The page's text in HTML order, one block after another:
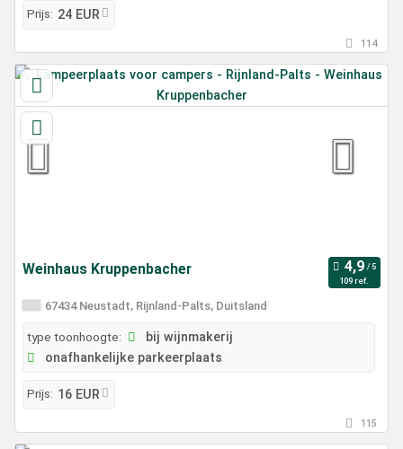
Prijs: 24 EUR
114
Weinhaus Kruppenbacher
109 ref.
67434 Neustadt, Rijnland-Palts, Duitsland
type toonhoogte:
bij wijnmakerij
onafhankelijke parkeerplaats
Prijs: 16 EUR
115